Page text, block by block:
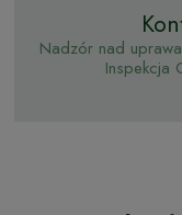
Nadzór nad
Inspekcja